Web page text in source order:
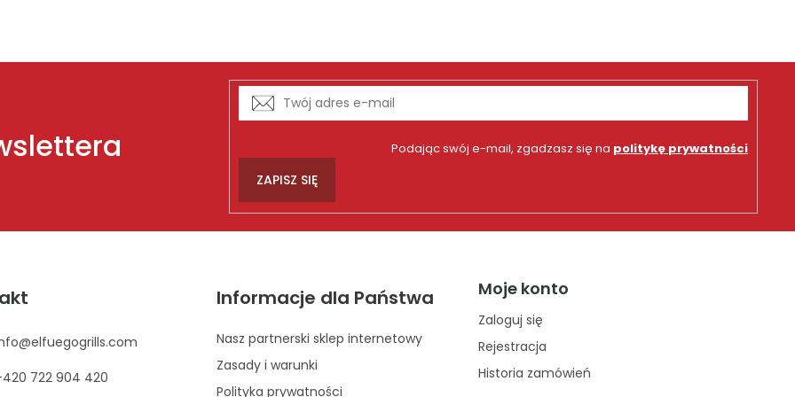
Podając swój e-mail, zgadzasz się na politykę prywatności
ZAPISZ SIĘ
@elfuegogrills.com
722 904 420
Informacje dla Państwa
Nasz partnerski sklep internetowy
Zasady i warunki
Polityka prywatności
Moje konto
Zaloguj się
Rejestracja
Historia zamówień